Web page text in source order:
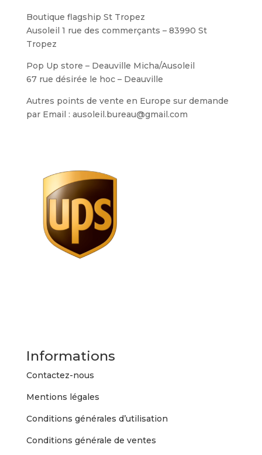
Boutique flagship St Tropez
Ausoleil 1 rue des commerçants – 83990 St
Tropez
Pop Up store – Deauville Micha/Ausoleil
67 rue désirée le hoc – Deauville
Autres points de vente en Europe sur demande
par Email : ausoleil.bureau@gmail.com
Informations
Contactez-nous
Mentions légales
Conditions générales d’utilisation
Conditions générale de ventes